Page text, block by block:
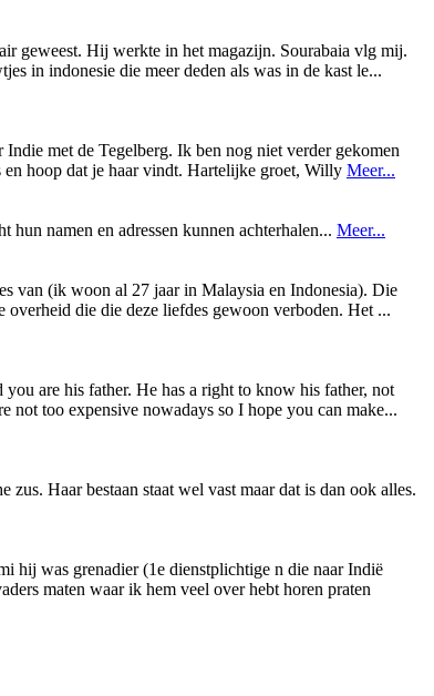
geweest. Hij werkte in het magazijn. Sourabaia vlg mij.
in indonesie die meer deden als was in de kast le...
met de Tegelberg. Ik ben nog niet verder gekomen
hoop dat je haar vindt. Hartelijke groet, Willy Meer...
namen en adressen kunnen achterhalen... Meer...
van (ik woon al 27 jaar in Malaysia en Indonesia). Die
die die deze liefdes gewoon verboden. Het ...
are his father. He has a right to know his father, not
not too expensive nowadays so I hope you can make...
Haar bestaan staat wel vast maar dat is dan ook alles.
hij was grenadier (1e dienstplichtige n die naar Indië
maten waar ik hem veel over hebt horen praten